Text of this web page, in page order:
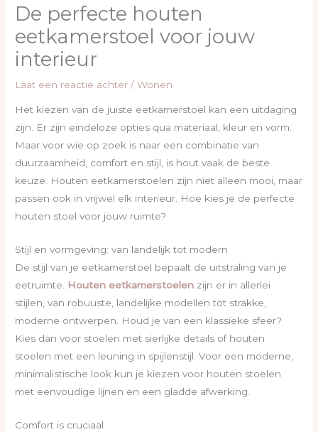
De perfecte houten
eetkamerstoel voor jouw
interieur
Laat een reactie achter /Wonen
Het kiezen van de juiste eetkamerstoel kan een uitdaging
zijn. Er zijn eindeloze opties qua materiaal, kleur en vorm.
Maar voor wie op zoek is naar een combinatie van
duurzaamheid, comfort en stijl, is hout vaak de beste
keuze. Houten eetkamerstoelen zijn niet alleen mooi, maar
passen ook in vrijwel elk interieur. Hoe kies je de perfecte
houten stoel voor jouw ruimte?
Stijl en vormgeving: van landelijk tot modern
De stijl van je eetkamerstoel bepaalt de uitstraling van je
eetruimte. Houten eetkamerstoelen zijn er in allerlei
stijlen, van robuuste, landelijke modellen tot strakke,
moderne ontwerpen. Houd je van een klassieke sfeer?
Kies dan voor stoelen met sierlijke details of houten
stoelen met een leuning in spijlenstijl. Voor een moderne,
minimalistische look kun je kiezen voor houten stoelen
met eenvoudige lijnen en een gladde afwerking.
Comfort is cruciaal